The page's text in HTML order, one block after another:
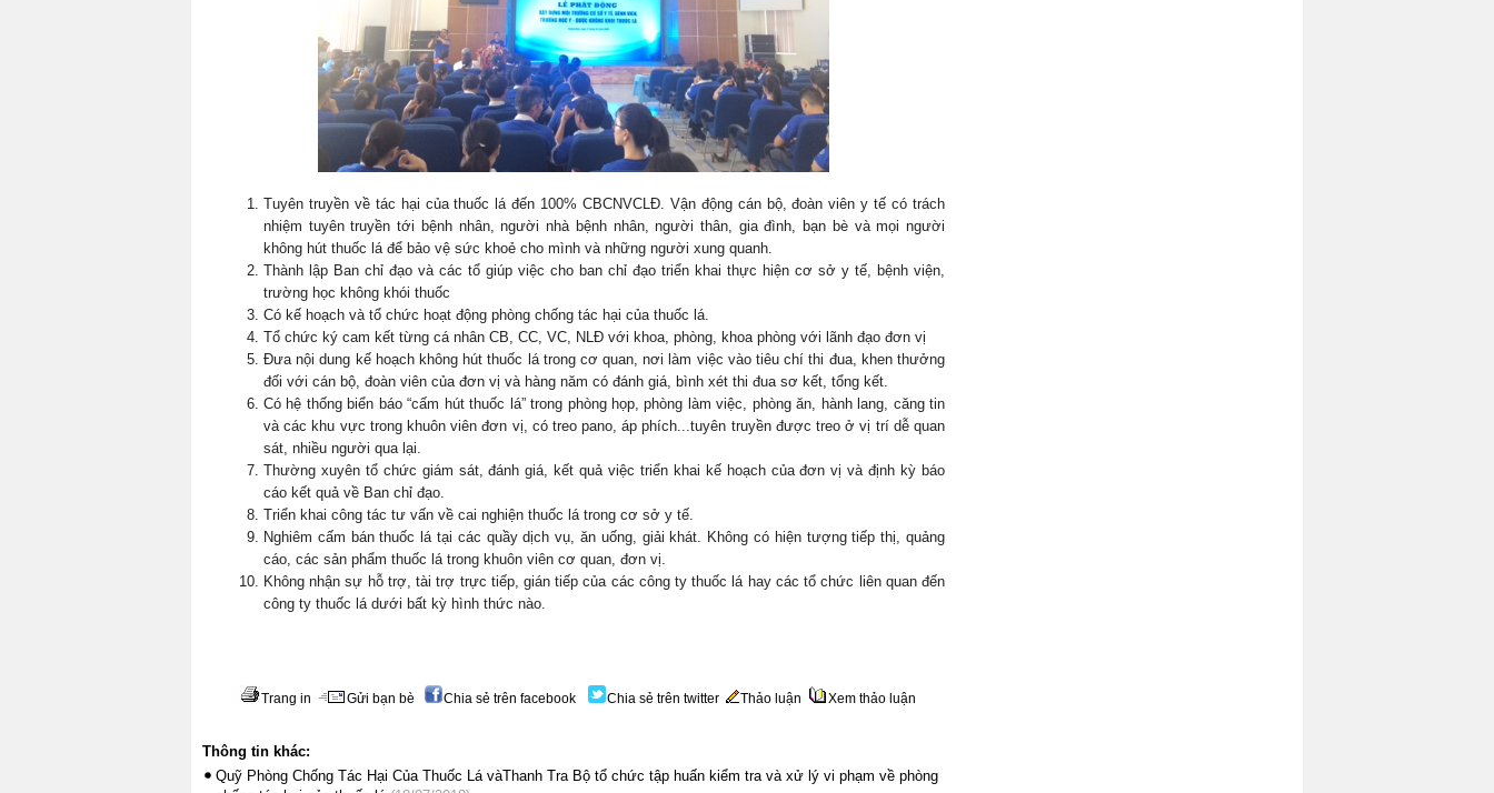
Tuyên truyền về tác hại của thuốc lá đến 100% CBCNVCLĐ. Vận động cán bộ, đoàn viên y tế có trách
nhiệm tuyên truyền tới bệnh nhân, người nhà bệnh nhân, người thân, gia đình, bạn bè và mọi người
không hút thuốc lá để bảo vệ sức khoẻ cho mình và những người xung quanh.
Thành lập Ban chỉ đạo và các tổ giúp việc cho ban chỉ đạo triển khai thực hiện cơ sở y tế, bệnh viện,
trường học không khói thuốc
Có kế hoạch và tổ chức hoạt động phòng chống tác hại của thuốc lá.
Tổ chức ký cam kết từng cá nhân CB, CC, VC, NLĐ với khoa, phòng, khoa phòng với lãnh đạo đơn vị
Đưa nội dung kế hoạch không hút thuốc lá trong cơ quan, nơi làm việc vào tiêu chí thi đua, khen thưởng
đối với cán bộ, đoàn viên của đơn vị và hàng năm có đánh giá, bình xét thi đua sơ kết, tổng kết.
Có hệ thống biển báo “cấm hút thuốc lá” trong phòng họp, phòng làm việc, phòng ăn, hành lang, căng tin
và các khu vực trong khuôn viên đơn vị, có treo pano, áp phích...tuyên truyền được treo ở vị trí dễ quan
sát, nhiều người qua lại.
Thường xuyên tổ chức giám sát, đánh giá, kết quả việc triển khai kế hoạch của đơn vị và định kỳ báo
cáo kết quả về Ban chỉ đạo.
Triển khai công tác tư vấn về cai nghiện thuốc lá trong cơ sở y tế.
Nghiêm cấm bán thuốc lá tại các quầy dịch vụ, ăn uống, giải khát. Không có hiện tượng tiếp thị, quảng
cáo, các sản phẩm thuốc lá trong khuôn viên cơ quan, đơn vị.
Không nhận sự hỗ trợ, tài trợ trực tiếp, gián tiếp của các công ty thuốc lá hay các tổ chức liên quan đến
công ty thuốc lá dưới bất kỳ hình thức nào.
Trang in Gửi bạn bè Chia sẻ trên facebook Chia sẻ trên twitter Thảo luận Xem thảo luận
Thông tin khác:
Quỹ Phòng Chống Tác Hại Của Thuốc Lá vàThanh Tra Bộ tổ chức tập huấn kiểm tra và xử lý vi phạm về phòng